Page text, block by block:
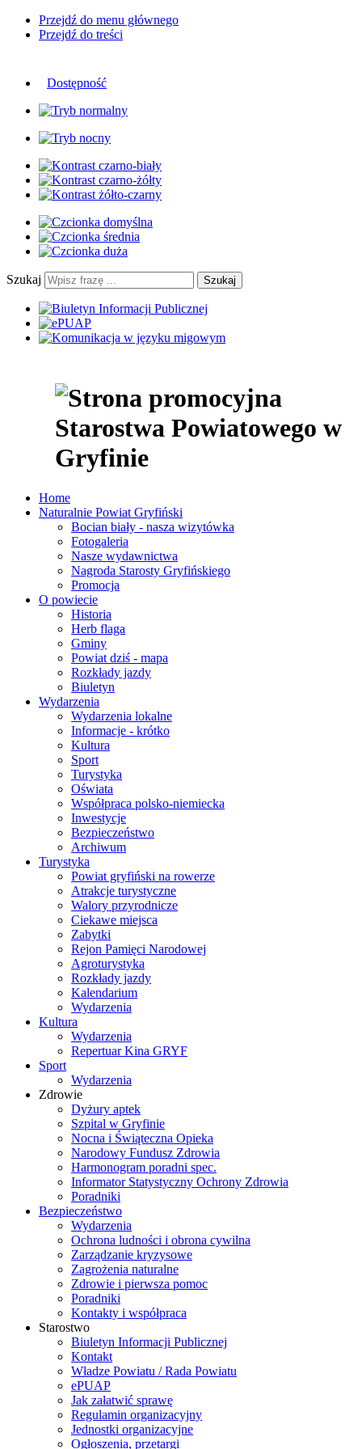
Przejdź do menu głównego
Przejdź do treści
Dostępność
Szukaj Szukaj
Home
Naturalnie Powiat Gryfiński
Bocian biały - nasza wizytówka
Fotogaleria
Nasze wydawnictwa
Nagroda Starosty Gryfińskiego
Promocja
O powiecie
Historia
Herb flaga
Gminy
Powiat dziś - mapa
Rozkłady jazdy
Biuletyn
Wydarzenia
Wydarzenia lokalne
Informacje - krótko
Kultura
Sport
Turystyka
Oświata
Współpraca polsko-niemiecka
Inwestycje
Bezpieczeństwo
Archiwum
Turystyka
Powiat gryfiński na rowerze
Atrakcje turystyczne
Walory przyrodnicze
Ciekawe miejsca
Zabytki
Rejon Pamięci Narodowej
Agroturystyka
Rozkłady jazdy
Kalendarium
Wydarzenia
Kultura
Wydarzenia
Repertuar Kina GRYF
Sport
Wydarzenia
Zdrowie
Dyżury aptek
Szpital w Gryfinie
Nocna i Świąteczna Opieka
Narodowy Fundusz Zdrowia
Harmonogram poradni spec.
Informator Statystyczny Ochrony Zdrowia
Poradniki
Bezpieczeństwo
Wydarzenia
Ochrona ludności i obrona cywilna
Zarządzanie kryzysowe
Zagrożenia naturalne
Zdrowie i pierwsza pomoc
Poradniki
Kontakty i współpraca
Starostwo
Biuletyn Informacji Publicznej
Kontakt
Władze Powiatu / Rada Powiatu
ePUAP
Jak załatwić sprawę
Regulamin organizacyjny
Jednostki organizacyjne
Ogłoszenia, przetargi